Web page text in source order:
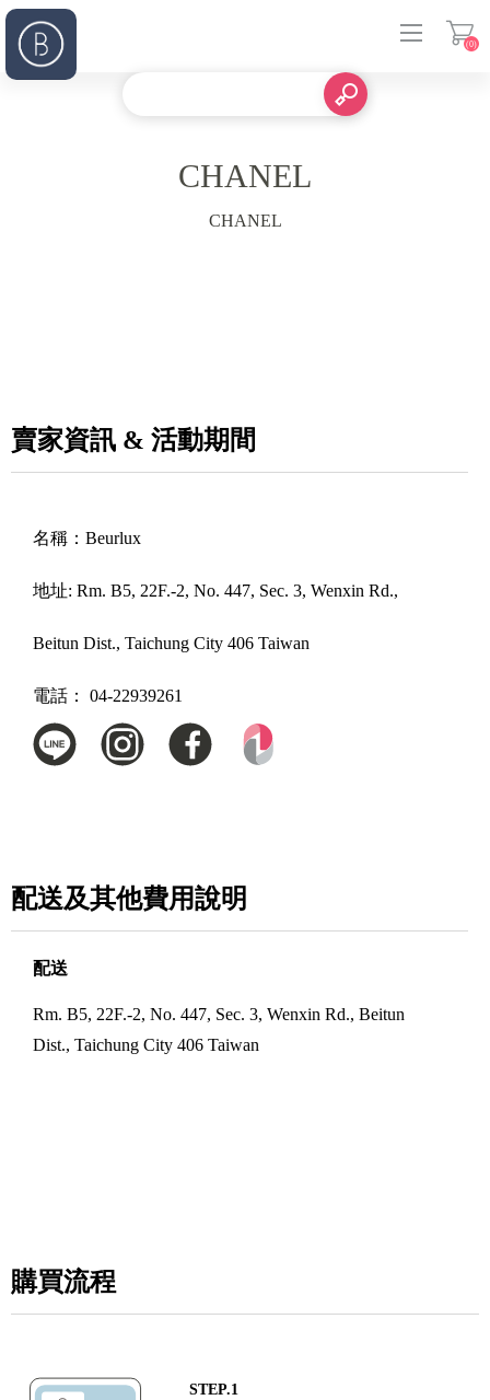
(0)
CHANEL
CHANEL
賣家資訊 & 活動期間
名稱： Beurlux
地址: Rm. B5, 22F.-2, No. 447, Sec. 3, Wenxin Rd.,
Beitun Dist., Taichung City 406 Taiwan
電話： 04-22939261
配送及其他費用說明
配送
Rm. B5, 22F.-2, No. 447, Sec. 3, Wenxin Rd., Beitun
Dist., Taichung City 406 Taiwan
購買流程
STEP.1